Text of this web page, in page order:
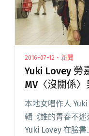
2016-07-12・新聞
Yuki Lovey 勞
MV〈沒關係
本地女唱作人
輯《誰的青春不迷
Yuki Lovey 在臉書